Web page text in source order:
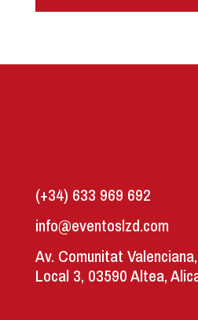
(+34) 633 969 692
info@eventoslzd.com
Av. Comunitat
Local 3, 03590 Altea,